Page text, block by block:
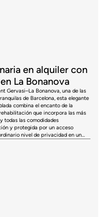
en alquiler con
La Bonanova
Gervasi–La Bonanova, una de las
de Barcelona, esta elegante
combina el encanto de la
que incorpora las más
todas las comodidades
y protegida por un acceso
nivel de privacidad en un
de última generación.
de día concebida como un
de amplitud, mientras que
se suceden con total fluidez,
La cocina, equipada con